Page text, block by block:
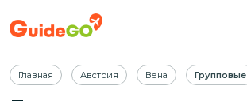
Главная Австрия Вена Групповые